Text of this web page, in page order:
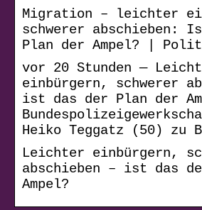
Migration – leichter
schwerer abschieben:
Plan der Ampel? |
vor 20 Stunden —
einbürgern, schwerer
ist das der Plan der
Heiko Teggatz (50) zu
Leichter einbürgern,
abschieben – ist das
Ampel?